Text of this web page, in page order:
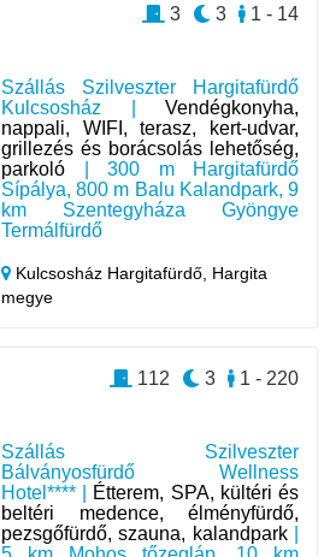
Szállás Szilveszter Hargitafürdő
Kulcsosház | Vendégkonyha,
nappali, WIFI, terasz, kert-udvar,
grillezés és borácsolás lehetőség,
parkoló | 300 m Hargitafürdő
Sípálya, 800 m Balu Kalandpark, 9
km Szentegyháza Gyöngye
Termálfürdő
Kulcsosház Hargitafürdő, Hargita
megye
1 - 14
3
3
Szállás Szilveszter
Bálványosfürdő Wellness
Hotel**** | Étterem, SPA, kültéri és
beltéri medence, élményfürdő,
pezsgőfürdő, szauna, kalandpark|
1 - 220
3
112